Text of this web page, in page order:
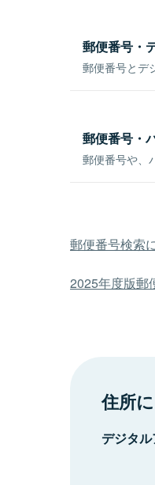
郵便番号・
郵便番号とデ
郵便番号・
郵便番号や、
郵便番号検索
2025年度版郵
住所
デジタ